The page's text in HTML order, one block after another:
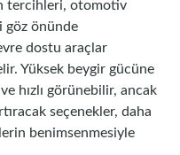
tercihleri, otomotiv
göz önünde
dostu araçlar
Yüksek beygir gücüne
hızlı görünebilir, ancak
seçenekler, daha
benimsenmesiyle